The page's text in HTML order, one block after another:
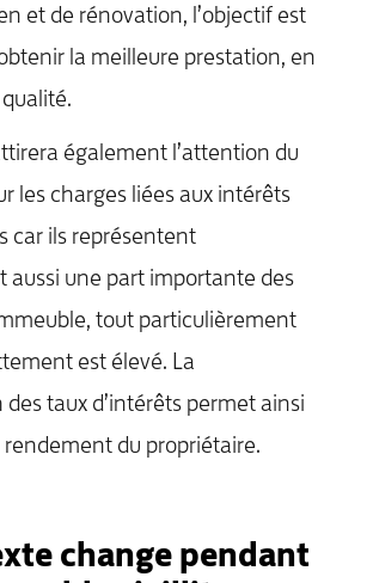
et de rénovation, l’objectif est
la meilleure prestation, en
également l’attention du
les charges liées aux intérêts
car ils représentent
aussi une part importante des
tout particulièrement
est élevé. La
taux d’intérêts permet ainsi
rendement du propriétaire.
change pendant